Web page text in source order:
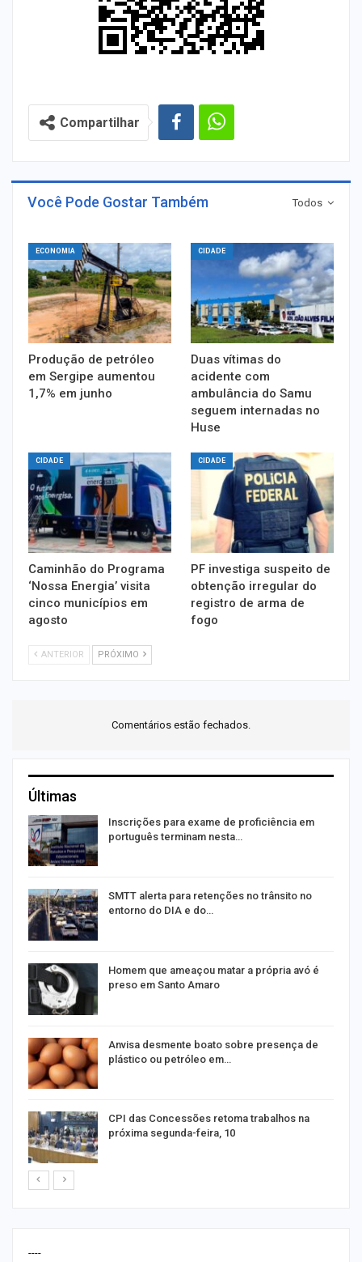
Compartilhar
Todos
Você Pode Gostar Também
ECONOMIA
Produção de petróleo
em Sergipe aumentou
1,7% em junho
CIDADE
Duas vítimas do
acidente com
ambulância do Samu
seguem internadas no
Huse
CIDADE
Caminhão do Programa
‘Nossa Energia’ visita
cinco municípios em
agosto
CIDADE
PF investiga suspeito de
obtenção irregular do
registro de arma de
fogo
ANTERIOR PRÓXIMO
Comentários estão fechados.
Últimas
Inscrições para exame de proficiência em
português terminam nesta…
SMTT alerta para retenções no trânsito no
entorno do DIA e do…
Homem que ameaçou matar a própria avó é
preso em Santo Amaro
Anvisa desmente boato sobre presença de
plástico ou petróleo em…
CPI das Concessões retoma trabalhos na
próxima segunda-feira, 10
----